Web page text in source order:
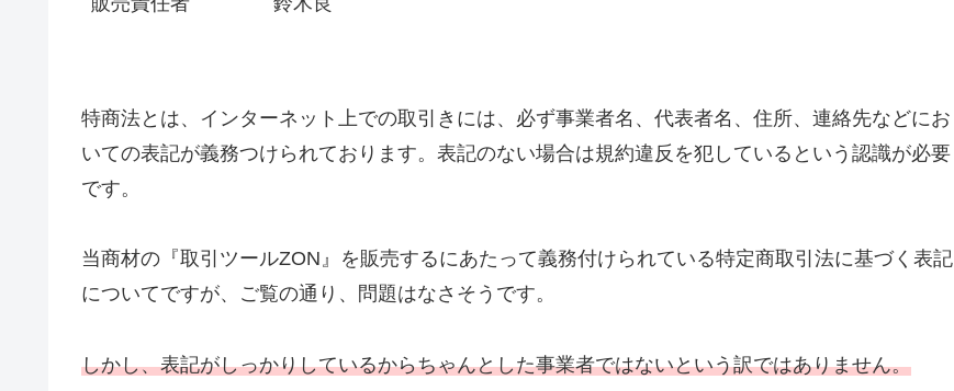
特商法とは、インターネット上での取引きには、必ず事業者名、代表者名、住所、連絡先などにお
いての表記が義務つけられております。表記のない場合は規約違反を犯しているという認識が必要
です。
当商材の『取引ツールZON』を販売するにあたって義務付けられている特定商取引法に基づく表記
についてですが、ご覧の通り、問題はなさそうです。
しかし、表記がしっかりしているからちゃんとした事業者ではないという訳ではありません。